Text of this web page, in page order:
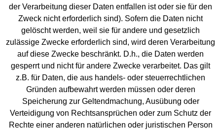
der Verarbeitung dieser Daten entfallen ist oder sie für den
Zweck nicht erforderlich sind). Sofern die Daten nicht
gelöscht werden, weil sie für andere und gesetzlich
zulässige Zwecke erforderlich sind, wird deren Verarbeitung
auf diese Zwecke beschränkt. D.h., die Daten werden
gesperrt und nicht für andere Zwecke verarbeitet. Das gilt
z.B. für Daten, die aus handels- oder steuerrechtlichen
Gründen aufbewahrt werden müssen oder deren
Speicherung zur Geltendmachung, Ausübung oder
Verteidigung von Rechtsansprüchen oder zum Schutz der
Rechte einer anderen natürlichen oder juristischen Person